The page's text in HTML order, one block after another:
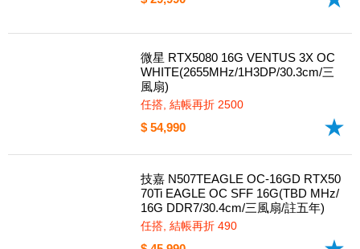
(2557MHz/24cm/雙風扇/註四年)
任搭, 結帳再折 390
$ 29,990
WHITE(2655MHz/1H3DP/30.3cm/三
風扇)
任搭, 結帳再折 2500
$ 54,990